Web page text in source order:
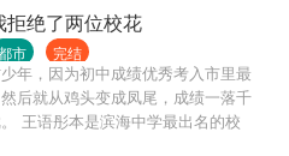
拒绝了两位校花
市 完结
年，因为初中成绩优秀考入市里最
后就从鸡头变成凤尾，成绩一落千
王语彤本是滨海中学最出名的校